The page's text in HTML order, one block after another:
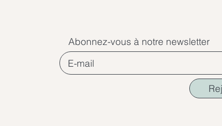
Abonnez-vous à notre newsletter